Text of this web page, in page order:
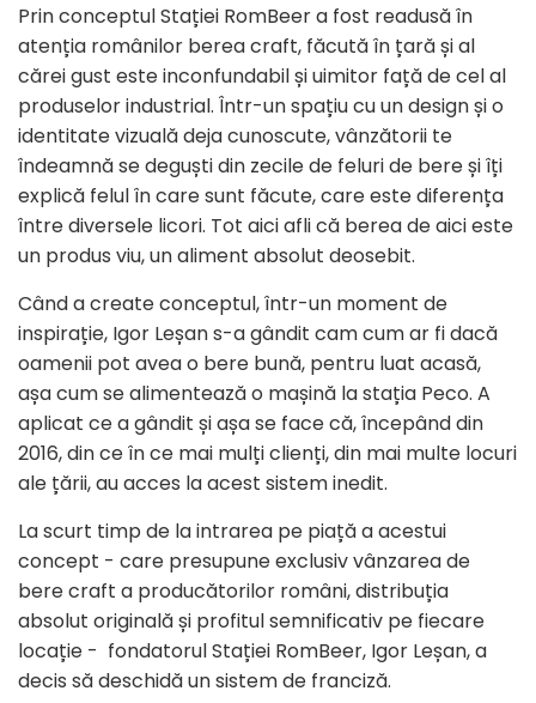
Prin conceptul Stației RomBeer a fost readusă în
atenția românilor berea craft, făcută în țară și al
cărei gust este inconfundabil și uimitor față de cel al
produselor industrial. Într-un spațiu cu un design și o
identitate vizuală deja cunoscute, vânzătorii te
îndeamnă se deguști din zecile de feluri de bere și îți
explică felul în care sunt făcute, care este diferența
între diversele licori. Tot aici afli că berea de aici este
un produs viu, un aliment absolut deosebit.
Când a create conceptul, într-un moment de
inspirație, Igor Leșan s-a gândit cam cum ar fi dacă
oamenii pot avea o bere bună, pentru luat acasă,
așa cum se alimentează o mașină la stația Peco. A
aplicat ce a gândit și așa se face că, începând din
2016, din ce în ce mai mulți clienți, din mai multe locuri
ale țării, au acces la acest sistem inedit.
La scurt timp de la intrarea pe piață a acestui
concept - care presupune exclusiv vânzarea de
bere craft a producătorilor români, distribuția
absolut originală și profitul semnificativ pe fiecare
locație - fondatorul Stației RomBeer, Igor Leșan, a
decis să deschidă un sistem de franciză.